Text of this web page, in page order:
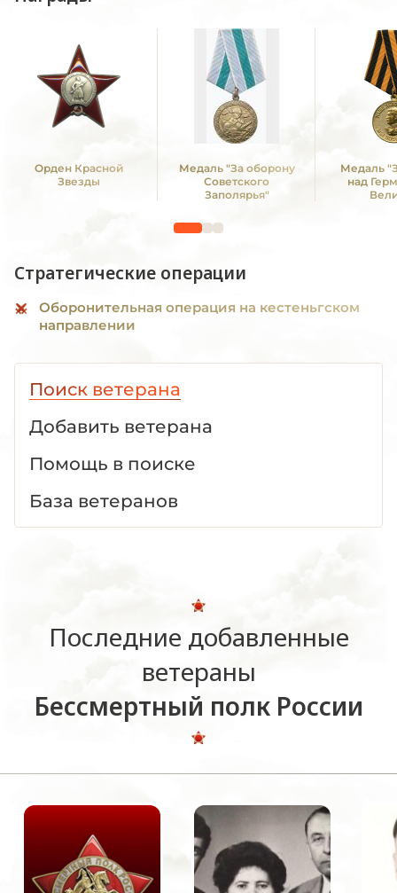
Орден Красной
Звезды
Медаль "За оборону
Советского
Заполярья"
Медаль
над
Стратегические операции
Оборонительная операция на кестеньгском
направлении
Поиск ветерана
Добавить ветерана
Помощь в поиске
База ветеранов
Последние добавленные
ветераны
Бессмертный полк России